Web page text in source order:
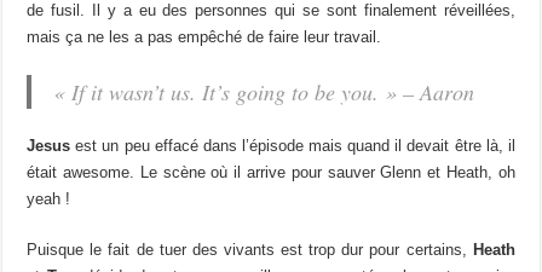
de fusil. Il y a eu des personnes qui se sont finalement réveillées,
mais ça ne les a pas empêché de faire leur travail.
« If it wasn’t us. It’s going to be you. » – Aaron
Jesus est un peu effacé dans l’épisode mais quand il devait être là, il
était awesome. Le scène où il arrive pour sauver Glenn et Heath, oh
yeah !
Puisque le fait de tuer des vivants est trop dur pour certains, Heath